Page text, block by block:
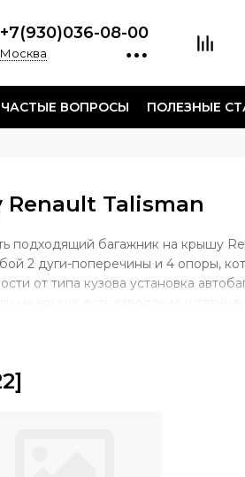
+7(930)036-08-00
Москва
ЧАСТЫЕ ВОПРОСЫ ПОЛЕЗНЫЕ
Talisman
подходящий багажник на крышу
2 дуги-поперечины и 4 опоры,
от типа кузова установка
на крыше есть заводские штатные
будет учитывать именно такой тип